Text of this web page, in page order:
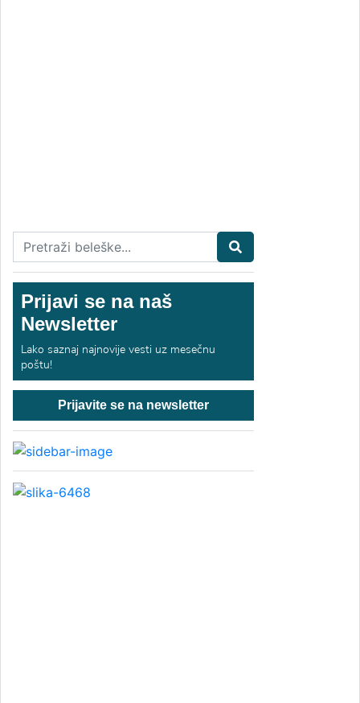
Prijavi se na naš
Newsletter
Lako saznaj najnovije vesti uz mesečnu
poštu!
Prijavite se na newsletter